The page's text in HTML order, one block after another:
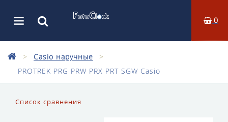
0
Casio наручные
PROTREK PRG PRW PRX PRT SGW Casio
Список сравнения